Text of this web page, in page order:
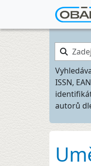
Zadejte
ISSN,
autorů